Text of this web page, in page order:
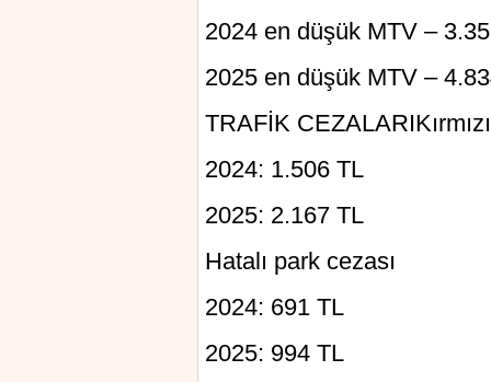
2024 en düşük MTV –
2025 en düşük MTV –
TRAFİK
2024: 1.506 TL
2025: 2.167 TL
Hatalı park cezası
2024: 691 TL
2025: 994 TL